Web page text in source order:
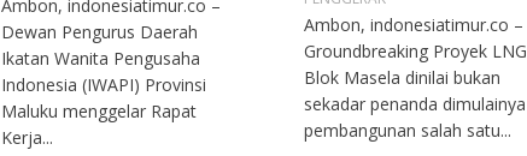
Ambon, indonesiatimur.co –
Dewan Pengurus Daerah
Ikatan Wanita Pengusaha
Indonesia (IWAPI) Provinsi
Maluku menggelar Rapat
Kerja...
Ambon, indonesiatimur.co –
Groundbreaking Proyek LNG
Blok Masela dinilai bukan
sekadar penanda dimulainya
pembangunan salah satu...